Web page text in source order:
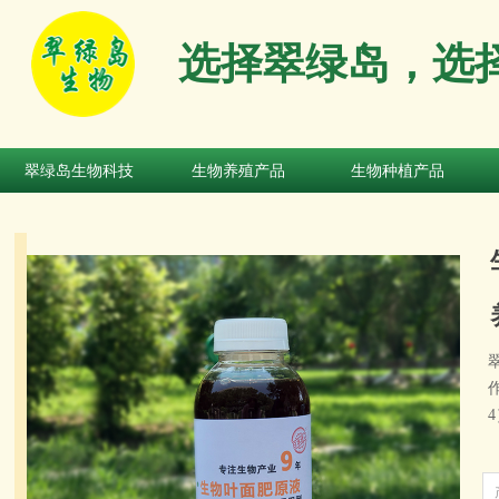
选择翠绿岛，选
翠绿岛生物科技 生物养殖产品 生物种植产品
4